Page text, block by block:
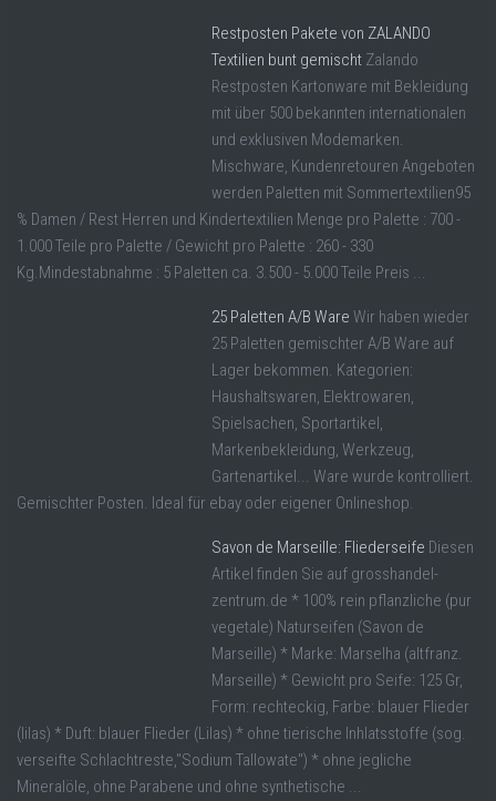
Restposten Pakete von ZALANDO
Textilien bunt gemischt Zalando
Restposten Kartonware mit Bekleidung
mit über 500 bekannten internationalen
und exklusiven Modemarken.
Mischware, Kundenretouren Angeboten
werden Paletten mit Sommertextilien95
% Damen / Rest Herren und Kindertextilien Menge pro Palette : 700 -
1.000 Teile pro Palette / Gewicht pro Palette : 260 - 330
Kg.Mindestabnahme : 5 Paletten ca. 3.500 - 5.000 Teile Preis ...
25 Paletten A/B Ware Wir haben wieder
25 Paletten gemischter A/B Ware auf
Lager bekommen. Kategorien:
Haushaltswaren, Elektrowaren,
Spielsachen, Sportartikel,
Markenbekleidung, Werkzeug,
Gartenartikel... Ware wurde kontrolliert.
Gemischter Posten. Ideal für ebay oder eigener Onlineshop.
Savon de Marseille: Fliederseife Diesen
Artikel finden Sie auf grosshandel-
zentrum.de * 100% rein pflanzliche (pur
vegetale) Naturseifen (Savon de
Marseille) * Marke: Marselha (altfranz.
Marseille) * Gewicht pro Seife: 125 Gr,
Form: rechteckig, Farbe: blauer Flieder
(lilas) * Duft: blauer Flieder (Lilas) * ohne tierische Inhlatsstoffe (sog.
verseifte Schlachtreste,"Sodium Tallowate") * ohne jegliche
Mineralöle, ohne Parabene und ohne synthetische ...